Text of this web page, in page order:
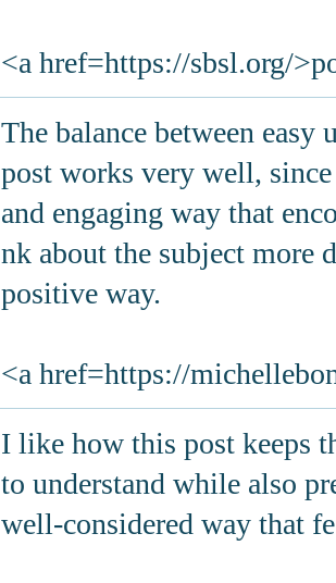
<a href=https://sbsl.org/
The balance between
post works very well,
and engaging way that
nk about the subject more
positive way.
<a href=https://
I like how this post keeps
to understand while also
well-considered way that